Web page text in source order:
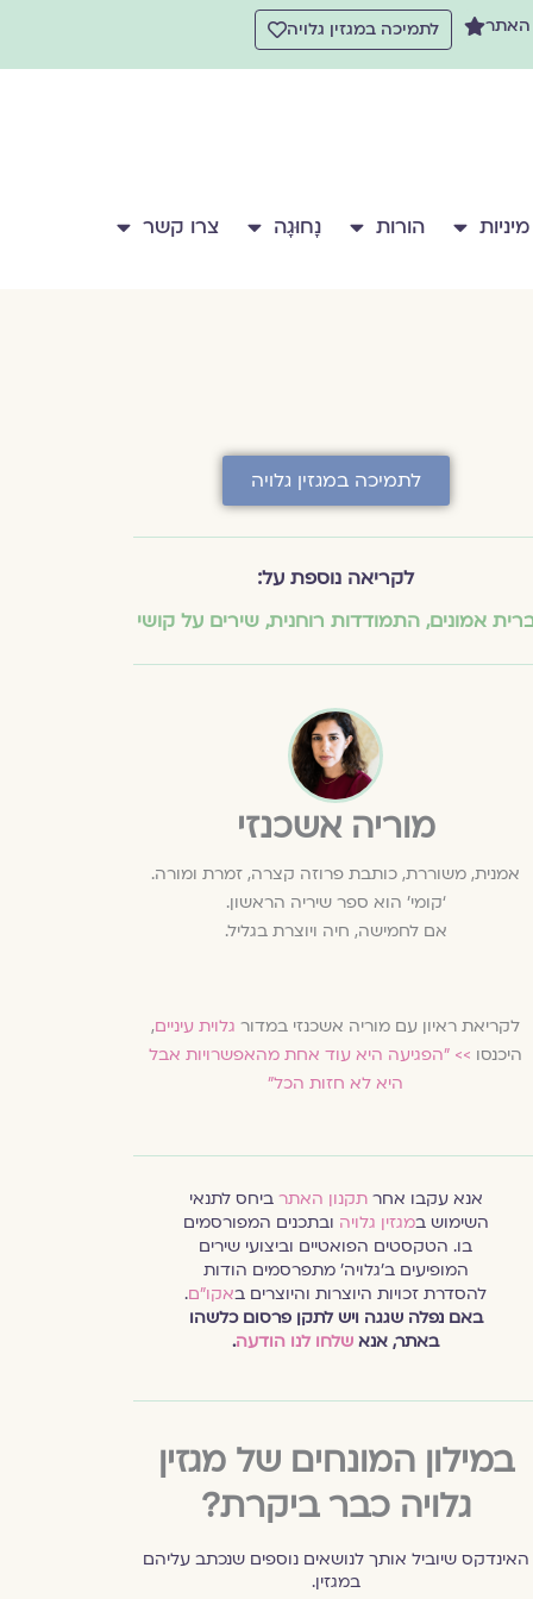
האתר לתמיכה במגזין גלויה
מיניות הורות נָחוּגָה צרו קשר
לתמיכה במגזין גלויה
לקריאה נוספת על:
אמונים,התמודדות רוחנית,שירים על קושי
מוריה אשכנזי
אמנית, משוררת, כותבת פרוזה קצרה, זמרת ומורה.
‘קומי’ הוא ספר שיריה הראשון.
אם לחמישה, חיה ויוצרת בגליל.
לקריאת ראיון עם מוריה אשכנזי במדור גלוית עיניים,
היכנסו >> "הפגיעה היא עוד אחת מהאפשרויות אבל
היא לא חזות הכל"
אנא עקבו אחרתקנון האתר ביחס לתנאי
השימוש במגזין גלויה ובתכנים המפורסמים
בו. הטקסטים הפואטיים וביצועי שירים
המופיעים ב׳גלויה׳ מתפרסמים הודות
להסדרת זכויות היוצרות והיוצרים באקו״ם.
באם נפלה שגגה ויש לתקן פרסום כלשהו
באתר, אנא שלחו לנו הודעה.
במילון המונחים של מגזין
גלויה כבר ביקרת?
האינדקס שיוביל אותך לנושאים נוספים שנכתב עליהם
במגזין.